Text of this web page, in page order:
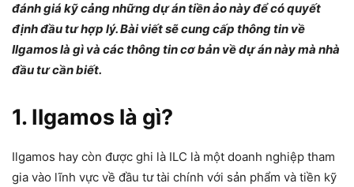
đánh giá kỹ cảng những dự án tiền ảo này để có quyết
định đầu tư hợp lý. Bài viết sẽ cung cấp thông tin về
Ilgamos là gì và các thông tin cơ bản về dự án này mà nhà
đầu tư cần biết.
1. Ilgamos là gì?
Ilgamos hay còn được ghi là ILC là một doanh nghiệp tham
gia vào lĩnh vực về đầu tư tài chính với sản phẩm và tiền kỹ